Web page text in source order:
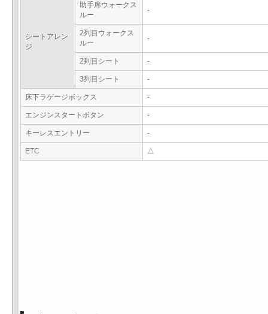
シートアレン
ジ
助手席ウォークス
ルー
-
2列目ウォークス
ルー
-
2列目シート -
3列目シート -
床下ラゲージボックス -
エンジンスタートボタン -
キーレスエントリー -
ETC △